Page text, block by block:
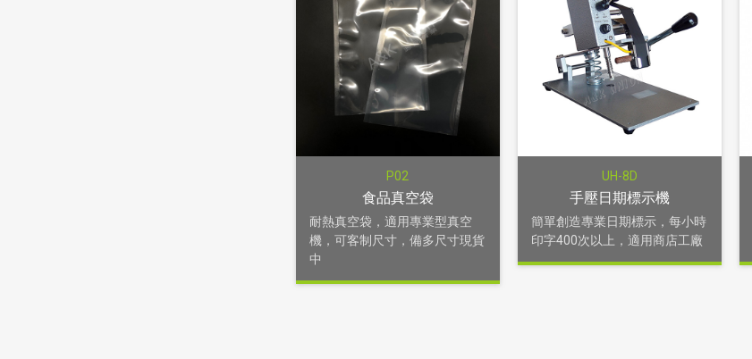
P02
食品真空袋
耐熱真空袋，適用專業型真空
機，可客制尺寸，備多尺寸現貨
中
UH-8D
手壓日期標示機
簡單創造專業日期標示，每小時
印字400次以上，適用商店工廠